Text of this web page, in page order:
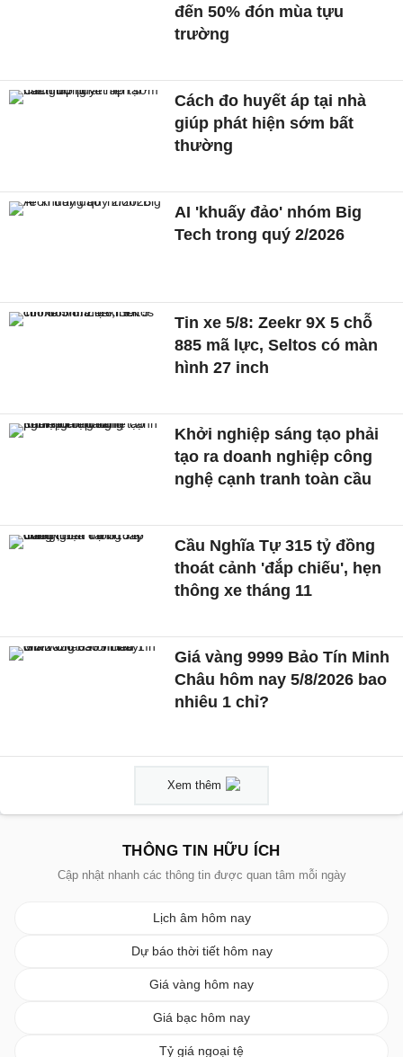
đến 50% đón mùa tựu
trường
Cách đo huyết áp tại nhà
giúp phát hiện sớm bất
thường
AI 'khuấy đảo' nhóm Big
Tech trong quý 2/2026
Tin xe 5/8: Zeekr 9X 5 chỗ
885 mã lực, Seltos có màn
hình 27 inch
Khởi nghiệp sáng tạo phải
tạo ra doanh nghiệp công
nghệ cạnh tranh toàn cầu
Cầu Nghĩa Tự 315 tỷ đồng
thoát cảnh 'đắp chiếu', hẹn
thông xe tháng 11
Giá vàng 9999 Bảo Tín Minh
Châu hôm nay 5/8/2026 bao
nhiêu 1 chỉ?
Xem thêm
THÔNG TIN HỮU ÍCH
Cập nhật nhanh các thông tin được quan tâm mỗi ngày
Lịch âm hôm nay
Dự báo thời tiết hôm nay
Giá vàng hôm nay
Giá bạc hôm nay
Tỷ giá ngoại tệ